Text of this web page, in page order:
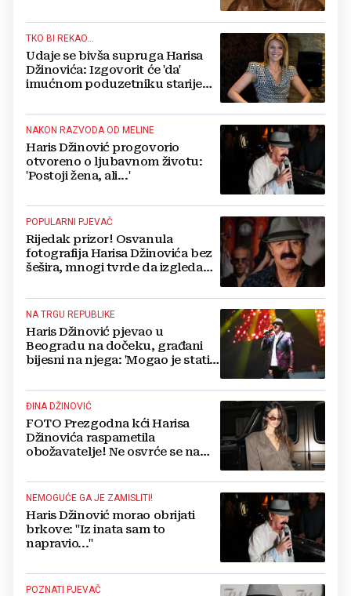
TKO BI REKAO...
Udaje se bivša supruga Harisa
Džinovića: Izgovorit će 'da'
imućnom poduzetniku starijem
NAKON RAZVODA OD MELINE
Haris Džinović progovorio
otvoreno o ljubavnom životu:
'Postoji žena, ali...'
POPULARNI PJEVAČ
Rijedak prizor! Osvanula
fotografija Harisa Džinovića bez
šešira, mnogi tvrde da izgleda
NA TRGU REPUBLIKE
Haris Džinović pjevao u
Beogradu na dočeku, građani
bijesni na njega: 'Mogao je stati
ĐINA DŽINOVIĆ
FOTO Prezgodna kći Harisa
Džinovića raspametila
obožavatelje! Ne osvrće se na
NEMOGUĆE GA JE ZAMISLITI!
Haris Džinović morao obrijati
brkove: ''Iz inata sam to
napravio...''
POZNATI PJEVAČ